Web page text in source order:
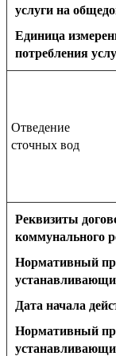
услуги на
Единица
потребления
Отведение
сточных вод
Реквизиты
коммунального
Нормативный
Дата начала
Нормативный